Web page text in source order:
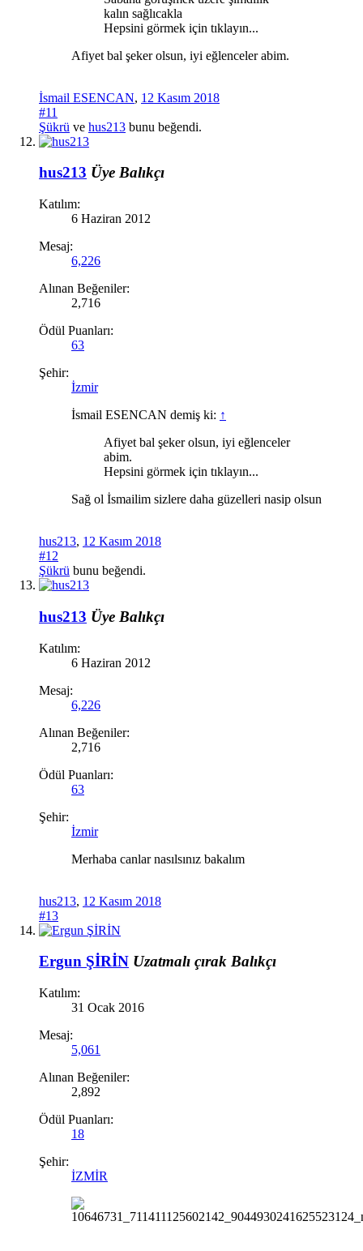
kalın sağlıcakla
Hepsini görmek için tıklayın...
Afiyet bal şeker olsun, iyi eğlenceler abim.
İsmail ESENCAN, 12 Kasım 2018
#11
Şükrü ve hus213 bunu beğendi.
hus213 Üye Balıkçı
Katılım:
6 Haziran 2012
Mesaj:
6,226
Alınan Beğeniler:
2,716
Ödül Puanları:
63
Şehir:
İzmir
İsmail ESENCAN demiş ki: ↑
Afiyet bal şeker olsun, iyi eğlenceler
abim.
Hepsini görmek için tıklayın...
Sağ ol İsmailim sizlere daha güzelleri nasip olsun
hus213, 12 Kasım 2018
#12
Şükrü bunu beğendi.
hus213 Üye Balıkçı
Katılım:
6 Haziran 2012
Mesaj:
6,226
Alınan Beğeniler:
2,716
Ödül Puanları:
63
Şehir:
İzmir
Merhaba canlar nasılsınız bakalım
hus213, 12 Kasım 2018
#13
Ergun ŞİRİN Uzatmalı çırak Balıkçı
Katılım:
31 Ocak 2016
Mesaj:
5,061
Alınan Beğeniler:
2,892
Ödül Puanları:
18
Şehir:
İZMİR